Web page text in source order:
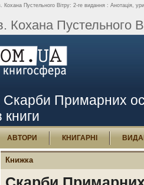
Пустельного Вітру: 2-ге видання : Анотація,
Кохана Пустельного
Скарби Примарних
книги
АВТОРИ КНИГАРНІ
Книжка